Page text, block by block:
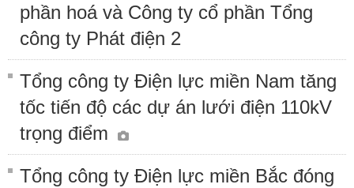
phần hoá và Công ty cổ phần Tổng
công ty Phát điện 2
Tổng công ty Điện lực miền Nam tăng
tốc tiến độ các dự án lưới điện 110kV
trọng điểm
Tổng công ty Điện lực miền Bắc đóng